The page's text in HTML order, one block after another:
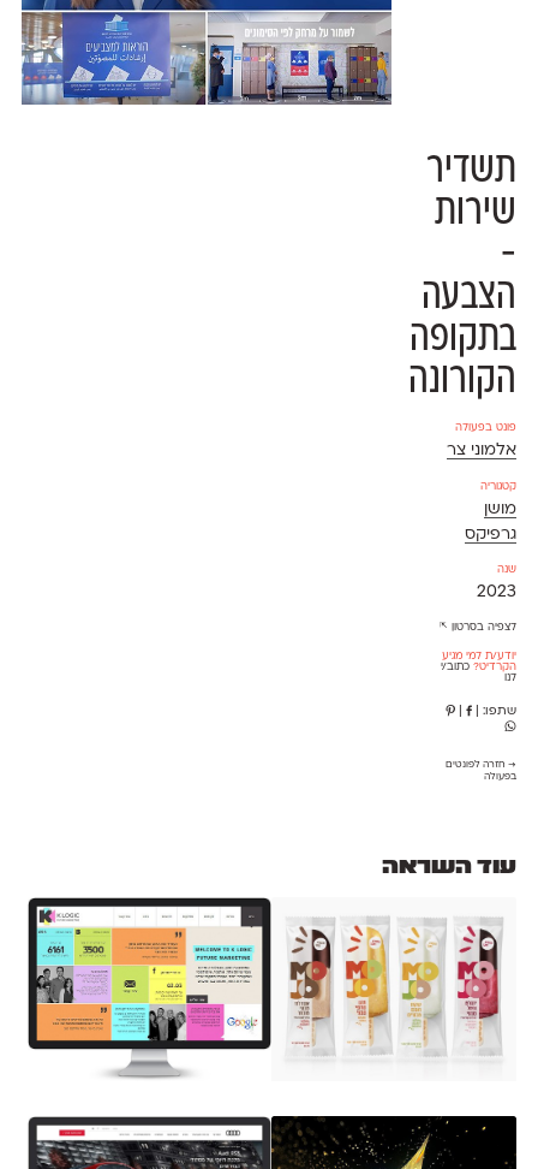
תשדיר
שירות
-
הצבעה
בתקופה
הקורונה
פונט בפעולה
אלמוני צר
קטגוריה
מושן
גרפיקס
שנה
2023
לצפיה בסרטון ⇱
יודע/ת למי מגיע
הקרדיט? כתוב/י
לנו
שתפו: |
→ חזרה לפונטים
בפעולה
עוד השראה